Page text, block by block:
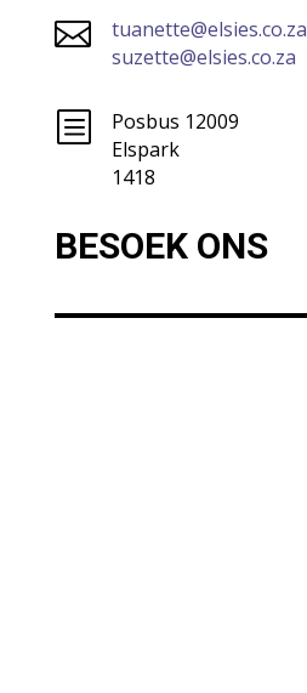

tuanette@elsies.co.za
suzette@elsies.co.za
b
Posbus 12009
Elspark
1418
BESOEK ONS